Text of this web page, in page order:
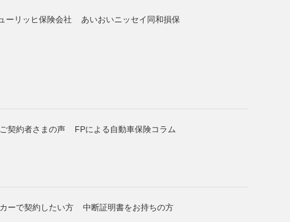
ーリッヒ保険会社
あいおいニッセイ同和損保
ご契約者さまの声 FPによる自動車保険コラム
ーで契約したい方
中断証明書をお持ちの方